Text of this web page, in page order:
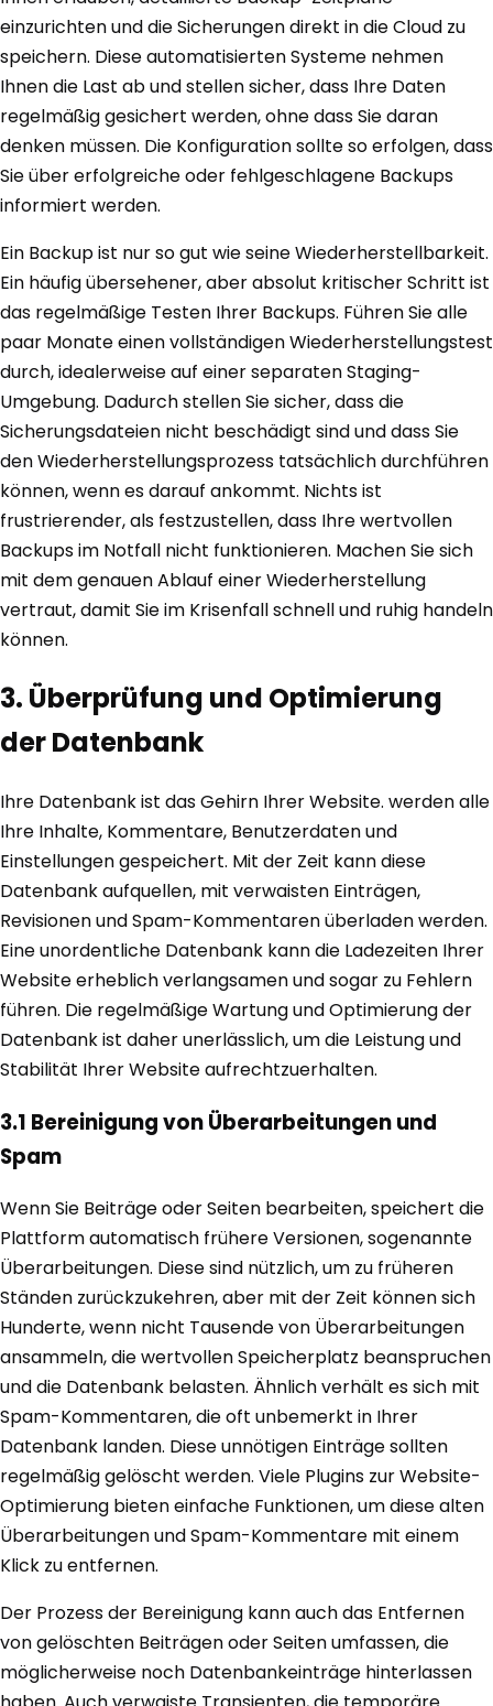
einzurichten und die Sicherungen direkt in die Cloud zu
speichern. Diese automatisierten Systeme nehmen
Ihnen die Last ab und stellen sicher, dass Ihre Daten
regelmäßig gesichert werden, ohne dass Sie daran
denken müssen. Die Konfiguration sollte so erfolgen, dass
Sie über erfolgreiche oder fehlgeschlagene Backups
informiert werden.
Ein Backup ist nur so gut wie seine Wiederherstellbarkeit.
Ein häufig übersehener, aber absolut kritischer Schritt ist
das regelmäßige Testen Ihrer Backups. Führen Sie alle
paar Monate einen vollständigen Wiederherstellungstest
durch, idealerweise auf einer separaten Staging-
Umgebung. Dadurch stellen Sie sicher, dass die
Sicherungsdateien nicht beschädigt sind und dass Sie
den Wiederherstellungsprozess tatsächlich durchführen
können, wenn es darauf ankommt. Nichts ist
frustrierender, als festzustellen, dass Ihre wertvollen
Backups im Notfall nicht funktionieren. Machen Sie sich
mit dem genauen Ablauf einer Wiederherstellung
vertraut, damit Sie im Krisenfall schnell und ruhig handeln
können.
3. Überprüfung und Optimierung
der Datenbank
Ihre Datenbank ist das Gehirn Ihrer Website. werden alle
Ihre Inhalte, Kommentare, Benutzerdaten und
Einstellungen gespeichert. Mit der Zeit kann diese
Datenbank aufquellen, mit verwaisten Einträgen,
Revisionen und Spam-Kommentaren überladen werden.
Eine unordentliche Datenbank kann die Ladezeiten Ihrer
Website erheblich verlangsamen und sogar zu Fehlern
führen. Die regelmäßige Wartung und Optimierung der
Datenbank ist daher unerlässlich, um die Leistung und
Stabilität Ihrer Website aufrechtzuerhalten.
3.1 Bereinigung von Überarbeitungen und
Spam
Wenn Sie Beiträge oder Seiten bearbeiten, speichert die
Plattform automatisch frühere Versionen, sogenannte
Überarbeitungen. Diese sind nützlich, um zu früheren
Ständen zurückzukehren, aber mit der Zeit können sich
Hunderte, wenn nicht Tausende von Überarbeitungen
ansammeln, die wertvollen Speicherplatz beanspruchen
und die Datenbank belasten. Ähnlich verhält es sich mit
Spam-Kommentaren, die oft unbemerkt in Ihrer
Datenbank landen. Diese unnötigen Einträge sollten
regelmäßig gelöscht werden. Viele Plugins zur Website-
Optimierung bieten einfache Funktionen, um diese alten
Überarbeitungen und Spam-Kommentare mit einem
Klick zu entfernen.
Der Prozess der Bereinigung kann auch das Entfernen
von gelöschten Beiträgen oder Seiten umfassen, die
möglicherweise noch Datenbankeinträge hinterlassen